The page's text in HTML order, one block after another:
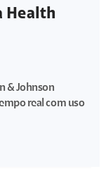
Health
& Johnson
real com uso